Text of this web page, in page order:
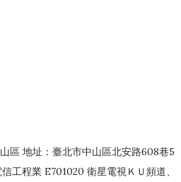
區 地址：臺北市中山區北安路608巷5
工程業 E701020 衛星電視ＫＵ頻道、